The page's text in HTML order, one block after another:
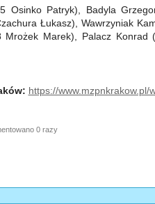
Osinko Patryk), Badyla
Łukasz), Wawrzyniak
Mrożek Marek), Palacz Konrad
https://www.mzpnkrakow.pl/
0 razy